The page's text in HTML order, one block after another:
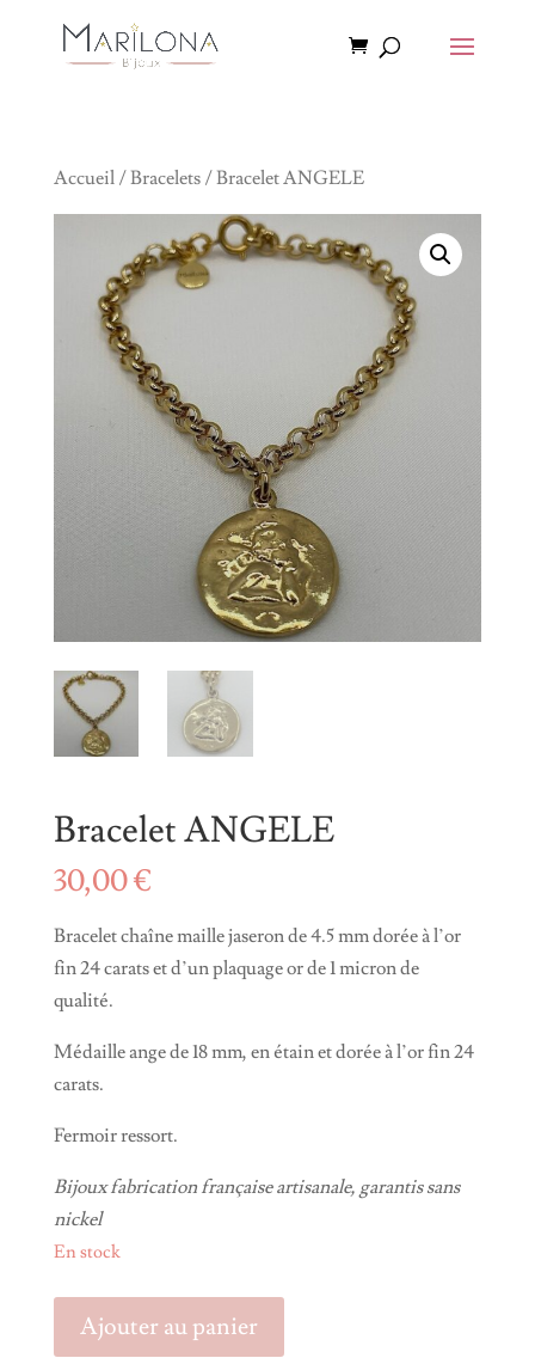
Accueil/Bracelets/ Bracelet ANGELE
Bracelet ANGELE
30,00€
Bracelet chaîne maille jaseron de 4.5 mm dorée à l’or
fin 24 carats et d’un plaquage or de 1 micron de
qualité.
Médaille ange de 18 mm, en étain et dorée à l’or fin 24
carats.
Fermoir ressort.
Bijoux fabrication française artisanale, garantis sans
nickel
En stock
Ajouter au panier